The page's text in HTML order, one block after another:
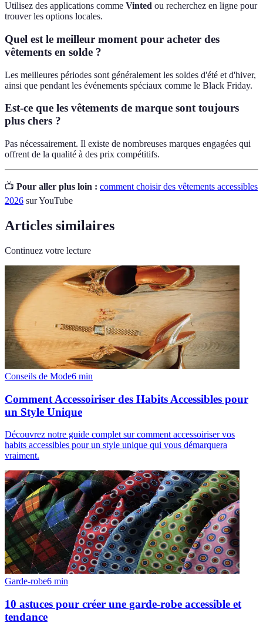
Utilisez des applications comme Vinted ou recherchez en ligne pour
trouver les options locales.
Quel est le meilleur moment pour acheter des
vêtements en solde ?
Les meilleures périodes sont généralement les soldes d'été et d'hiver,
ainsi que pendant les événements spéciaux comme le Black Friday.
Est-ce que les vêtements de marque sont toujours
plus chers ?
Pas nécessairement. Il existe de nombreuses marques engagées qui
offrent de la qualité à des prix compétitifs.
📺 Pour aller plus loin : comment choisir des vêtements accessibles
2026 sur YouTube
Articles similaires
Continuez votre lecture
Conseils de Mode6 min
Comment Accessoiriser des Habits Accessibles pour
un Style Unique
Découvrez notre guide complet sur comment accessoiriser vos
habits accessibles pour un style unique qui vous démarquera
vraiment.
Garde-robe6 min
10 astuces pour créer une garde-robe accessible et
tendance